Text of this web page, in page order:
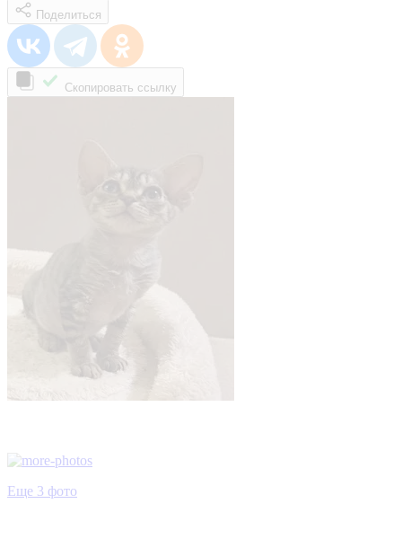
Поделиться
Скопировать ссылку
Еще 3 фото